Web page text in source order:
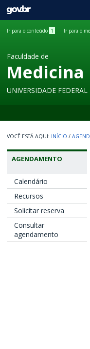
GOVBR
Ir para o conteúdo 1 Ir para o
Faculdade de
Medicina
UNIVERSIDADE
INÍCIO /
AGENDAMENTO
Calendário
Recursos
Solicitar reserva
Consultar
agendamento